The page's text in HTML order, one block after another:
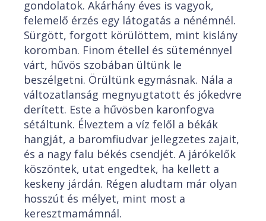
gondolatok. Akárhány éves is vagyok,
felemelő érzés egy látogatás a nénémnél.
Sürgött, forgott körülöttem, mint kislány
koromban. Finom étellel és süteménnyel
várt, hűvös szobában ültünk le
beszélgetni. Örültünk egymásnak. Nála a
változatlanság megnyugtatott és jókedvre
derített. Este a hűvösben karonfogva
sétáltunk. Élveztem a víz felől a békák
hangját, a baromfiudvar jellegzetes zajait,
és a nagy falu békés csendjét. A járókelők
köszöntek, utat engedtek, ha kellett a
keskeny járdán. Régen aludtam már olyan
hosszút és mélyet, mint most a
keresztmamámnál.